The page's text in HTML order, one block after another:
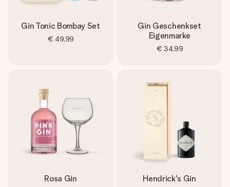
Gin Tonic Bombay Set
€ 49,99
Gin Geschenkset
Eigenmarke
€ 34,99
Rosa Gin Hendrick's Gin